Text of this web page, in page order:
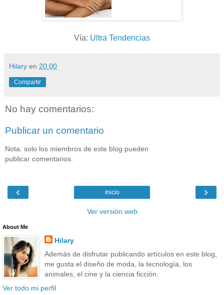
Vía: Ultra Tendencias
Hilary en 20:00
Compartir
No hay comentarios:
Publicar un comentario
Nota: solo los miembros de este blog pueden
publicar comentarios.
‹ ›
Inicio
Ver versión web
About Me
Hilary
Además de disfrutar publicando artículos en este blog,
me gusta el diseño de moda, la tecnología, los
animales, el cine y la ciencia ficción.
Ver todo mi perfil